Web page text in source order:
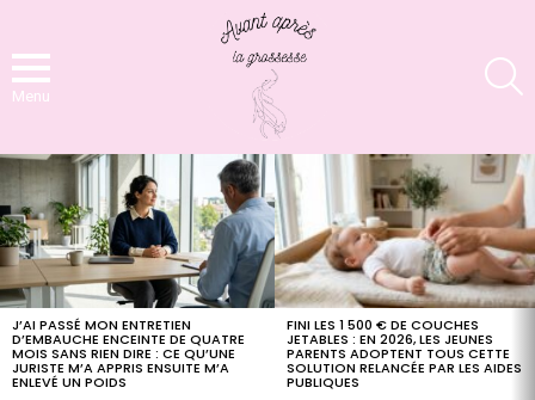
Menu
LATEST
STORIES
J’AI PASSÉ MON ENTRETIEN
D’EMBAUCHE ENCEINTE DE QUATRE
MOIS SANS RIEN DIRE : CE QU’UNE
JURISTE M’A APPRIS ENSUITE M’A
ENLEVÉ UN POIDS
FINI LES 1 500 € DE COUCHES
JETABLES : EN 2026, LES JEUNES
PARENTS ADOPTENT TOUS CETTE
SOLUTION RELANCÉE PAR LES AIDES
PUBLIQUES